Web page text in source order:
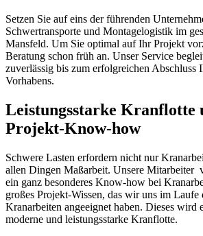
Setzen Sie auf eins der führenden
Schwertransporte und Montagelogistik im
Mansfeld. Um Sie optimal auf Ihr Projekt
Beratung schon früh an. Unser Service
zuverlässig bis zum erfolgreichen Abschluss
Vorhabens.
Leistungsstarke Kranflotte
Projekt-Know-how
Schwere Lasten erfordern nicht nur
allen Dingen Maßarbeit. Unsere Mitarbeiter
ein ganz besonderes Know-how bei
großes Projekt-Wissen, das wir uns im
Kranarbeiten angeeignet haben. Dieses wird
moderne und leistungsstarke Kranflotte.